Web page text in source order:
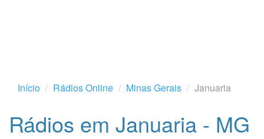
Início Rádios Online Minas Gerais Januaria
Rádios em Januaria - MG